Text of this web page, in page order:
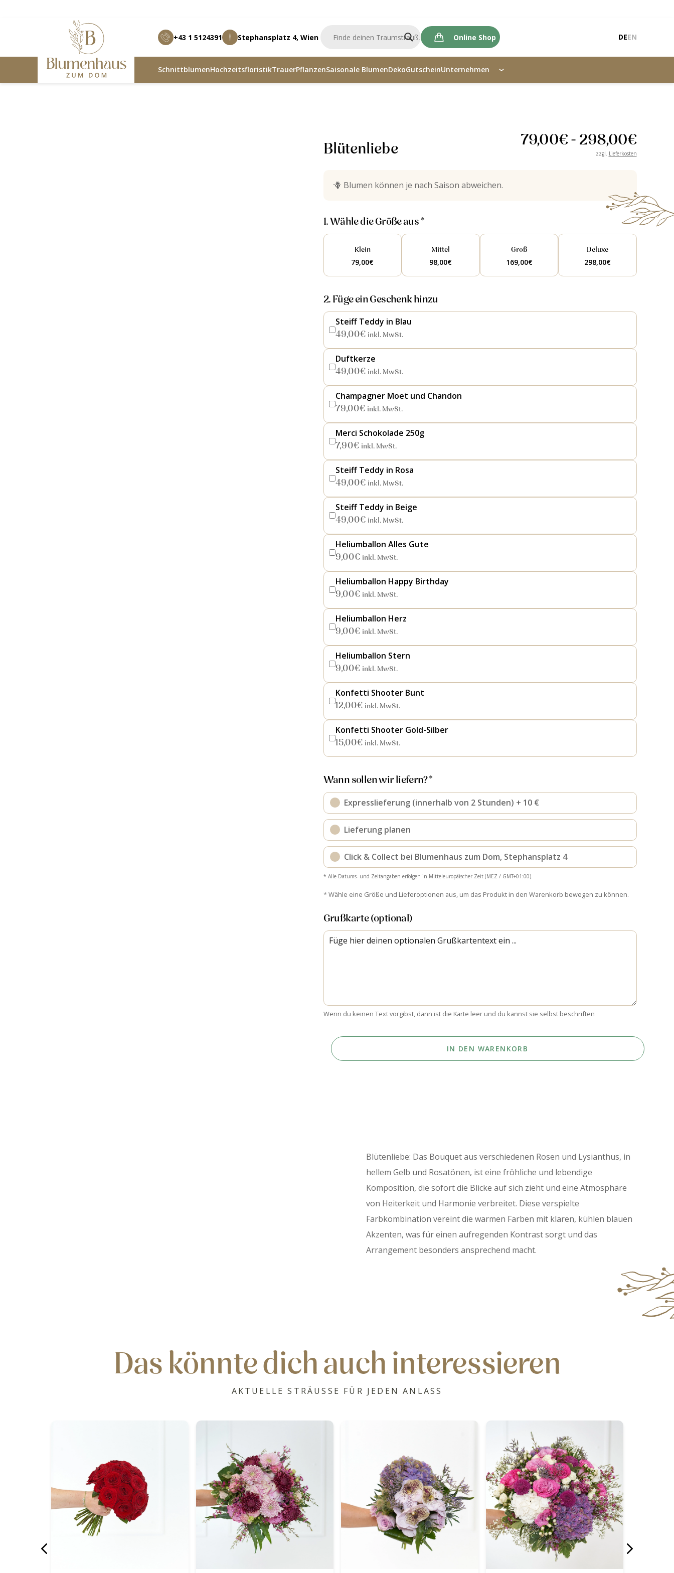
+43 1 5124391 Stephansplatz 4, Wien Online Shop DEEN
SchnittblumenHochzeitsfloristikTrauerPflanzenSaisonale BlumenDekoGutscheinUnternehmen
Blumenhaus zum Dom
Blütenliebe
79,00€- 298,00€
zzgl. Lieferkosten
🪻 Blumen können je nach Saison abweichen.
1. Wähle die Größe aus *
Klein
79,00€
Mittel
98,00€
Groß
169,00€
Deluxe
298,00€
2. Füge ein Geschenk hinzu
Steiff Teddy in Blau
49,00€ inkl. MwSt.
Duftkerze
49,00€ inkl. MwSt.
Champagner Moet und Chandon
79,00€ inkl. MwSt.
Merci Schokolade 250g
7,90€ inkl. MwSt.
Steiff Teddy in Rosa
49,00€ inkl. MwSt.
Steiff Teddy in Beige
49,00€ inkl. MwSt.
Heliumballon Alles Gute
9,00€ inkl. MwSt.
Heliumballon Happy Birthday
9,00€ inkl. MwSt.
Heliumballon Herz
9,00€ inkl. MwSt.
Heliumballon Stern
9,00€ inkl. MwSt.
Konfetti Shooter Bunt
12,00€ inkl. MwSt.
Konfetti Shooter Gold-Silber
15,00€ inkl. MwSt.
Wann sollen wir liefern? *
Expresslieferung (innerhalb von 2 Stunden) + 10 €
Lieferung planen
Click & Collect bei Blumenhaus zum Dom, Stephansplatz 4
* Alle Datums- und Zeitangaben erfolgen in Mitteleuropäischer Zeit (MEZ / GMT+01:00).
* Wähle eine Größe und Lieferoptionen aus, um das Produkt in den Warenkorb bewegen zu können.
Grußkarte (optional)
Wenn du keinen Text vorgibst, dann ist die Karte leer und du kannst sie selbst beschriften
IN DEN WARENKORB
Blütenliebe: Das Bouquet aus verschiedenen Rosen und Lysianthus, in
hellem Gelb und Rosatönen, ist eine fröhliche und lebendige
Komposition, die sofort die Blicke auf sich zieht und eine Atmosphäre
von Heiterkeit und Harmonie verbreitet. Diese verspielte
Farbkombination vereint die warmen Farben mit klaren, kühlen blauen
Akzenten, was für einen aufregenden Kontrast sorgt und das
Arrangement besonders ansprechend macht.
Das könnte dich auch interessieren
AKTUELLE STRÄUSSE FÜR JEDEN ANLASS